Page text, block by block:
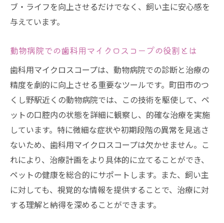
ブ・ライフを向上させるだけでなく、飼い主に安心感を
与えています。
動物病院での歯科用マイクロスコープの役割とは
歯科用マイクロスコープは、動物病院での診断と治療の
精度を劇的に向上させる重要なツールです。町田市のつ
くし野駅近くの動物病院では、この技術を駆使して、ペ
ットの口腔内の状態を詳細に観察し、的確な治療を実施
しています。特に微細な症状や初期段階の異常を見逃さ
ないため、歯科用マイクロスコープは欠かせません。こ
れにより、治療計画をより具体的に立てることができ、
ペットの健康を総合的にサポートします。また、飼い主
に対しても、視覚的な情報を提供することで、治療に対
する理解と納得を深めることができます。